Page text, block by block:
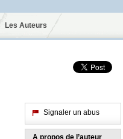
Les Auteurs
Signaler un abus
A propos de l’auteur